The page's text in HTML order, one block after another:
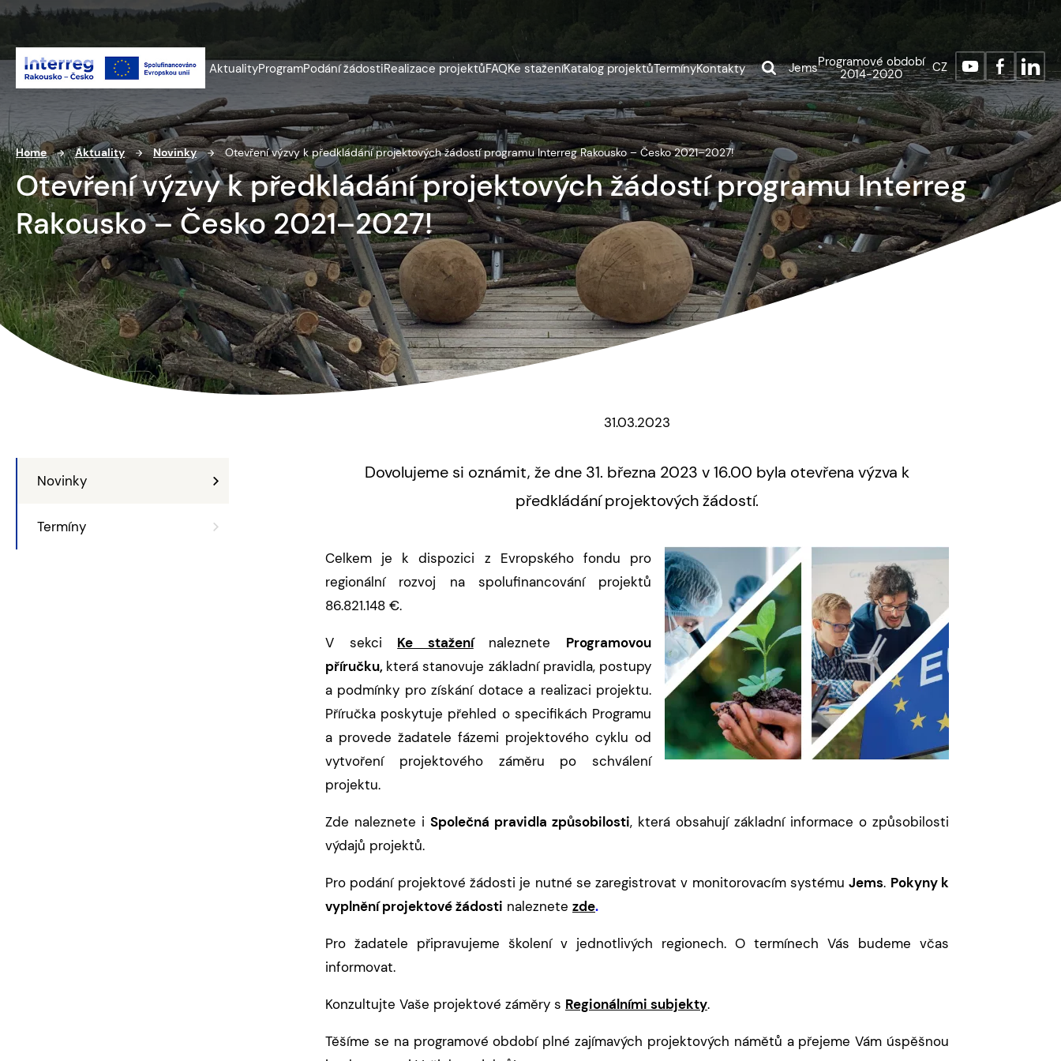
AktualityProgramPodání žádostiRealizace projektůFAQKe staženíKatalog projektůTermínyKontakty JemsProgramové období
2014-2020
CZ
Home Aktuality Novinky Otevření výzvy k předkládání projektových žádostí programu Interreg Rakousko – Česko 2021–2027!
Otevření výzvy k předkládání projektových žádostí programu Interreg
Rakousko – Česko 2021–2027!
Novinky
Termíny
31.03.2023
Dovolujeme si oznámit, že dne 31. března 2023 v 16.00 byla otevřena výzva k
předkládání projektových žádostí.
Celkem je k dispozici z Evropského fondu pro
regionální rozvoj na spolufinancování projektů
86.821.148 €.
V sekci Ke staženínaleznete Programovou
příručku, která stanovuje základní pravidla, postupy
a podmínky pro získání dotace a realizaci projektu.
Příručka poskytuje přehled o specifikách Programu
a provede žadatele fázemi projektového cyklu od
vytvoření projektového záměru po schválení
projektu.
Zde naleznete i Společná pravidla způsobilosti, která obsahují základní informace o způsobilosti
výdajů projektů.
Pro podání projektové žádosti je nutné se zaregistrovat v monitorovacím systémuJems. Pokyny k
vyplnění projektové žádosti naleznete zde.
Pro žadatele připravujeme školení v jednotlivých regionech. O termínech Vás budeme včas
informovat.
Konzultujte Vaše projektové záměry s Regionálními subjekty.
Těšíme se na programové období plné zajímavých projektových námětů a přejeme Vám úspěšnou